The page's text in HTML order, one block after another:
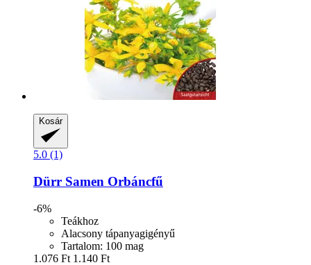
Kosár
5.0 (1)
Dürr Samen Orbáncfű
-6%
Teákhoz
Alacsony tápanyagigényű
Tartalom: 100 mag
1.076 Ft 1.140 Ft